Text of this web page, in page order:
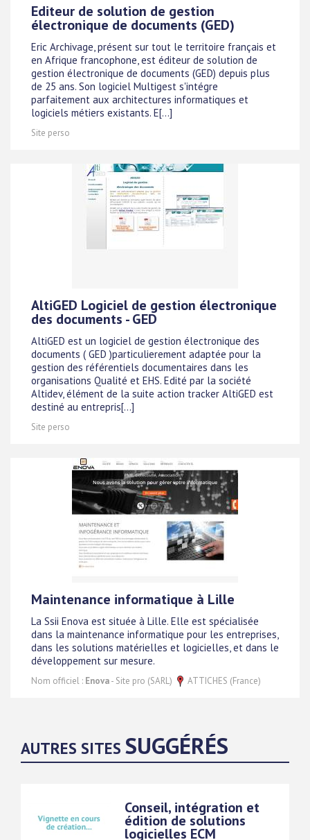
Editeur de solution de gestion
électronique de documents (GED)
Eric Archivage, présent sur tout le territoire français et
en Afrique francophone, est éditeur de solution de
gestion électronique de documents (GED) depuis plus
de 25 ans. Son logiciel Multigest s'intégre
parfaitement aux architectures informatiques et
logiciels métiers existants. E[...]
Site perso
AltiGED Logiciel de gestion électronique
des documents - GED
AltiGED est un logiciel de gestion électronique des
documents ( GED )particulierement adaptée pour la
gestion des référentiels documentaires dans les
organisations Qualité et EHS. Edité par la société
Altidev, élément de la suite action tracker AltiGED est
destiné au entrepris[...]
Site perso
Maintenance informatique à Lille
La Ssii Enova est située à Lille. Elle est spécialisée
dans la maintenance informatique pour les entreprises,
dans les solutions matérielles et logicielles, et dans le
développement sur mesure.
Nom officiel : Enova- Site pro (SARL) ATTICHES (France)
AUTRES SITES SUGGÉRÉS
Conseil, intégration et
édition de solutions
logicielles ECM